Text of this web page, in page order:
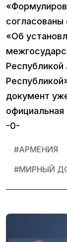
согласованы
«Об
документ
официальная
-0-
#АРМЕНИЯ
#МИРНЫЙ